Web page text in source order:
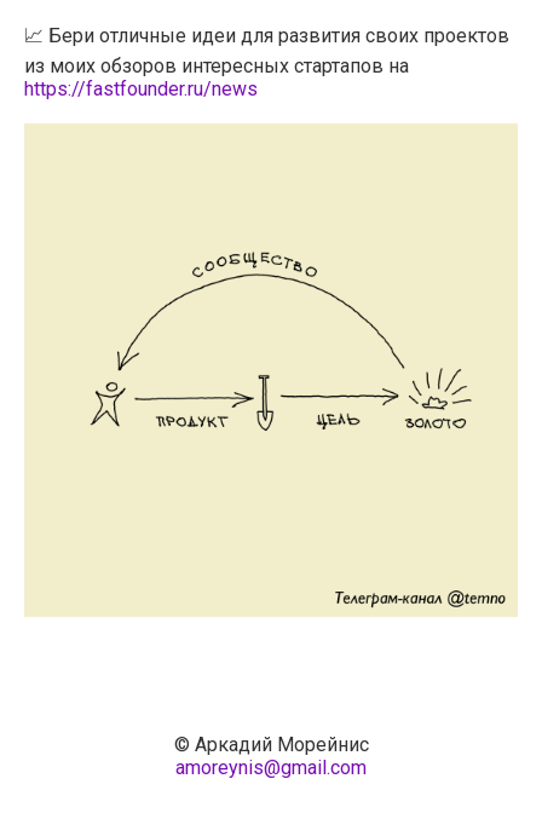
📈 Бери отличные идеи для развития своих проектов
из моих обзоров интересных стартапов на
https://fastfounder.ru/news
© Аркадий Морейнис
amoreynis@gmail.com